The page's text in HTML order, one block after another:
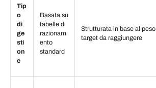
Tip
o
di
ge
sti
on
e
Basata su
tabelle di
razionam
ento
standard
Strutturata in base al peso
target da raggiungere